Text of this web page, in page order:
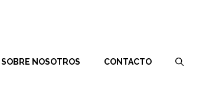
SOBRE NOSOTROS CONTACTO